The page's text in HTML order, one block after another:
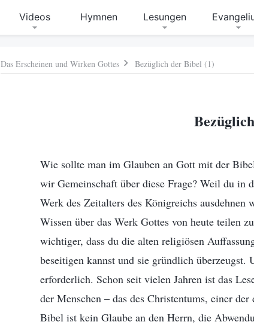
Videos Hymnen Lesungen
Das Erscheinen und Wirken Gottes Bezüglich der Bibel (1)
Wie sollte man im Glauben an Gott mit der
wir Gemeinschaft über diese Frage? Weil du in
Werk des Zeitalters des Königreichs
Wissen über das Werk Gottes von heute teilen
wichtiger, dass du die alten religiösen
beseitigen kannst und sie gründlich
erforderlich. Schon seit vielen Jahren ist das
der Menschen – das des Christentums, einer
Bibel ist kein Glaube an den Herrn, die